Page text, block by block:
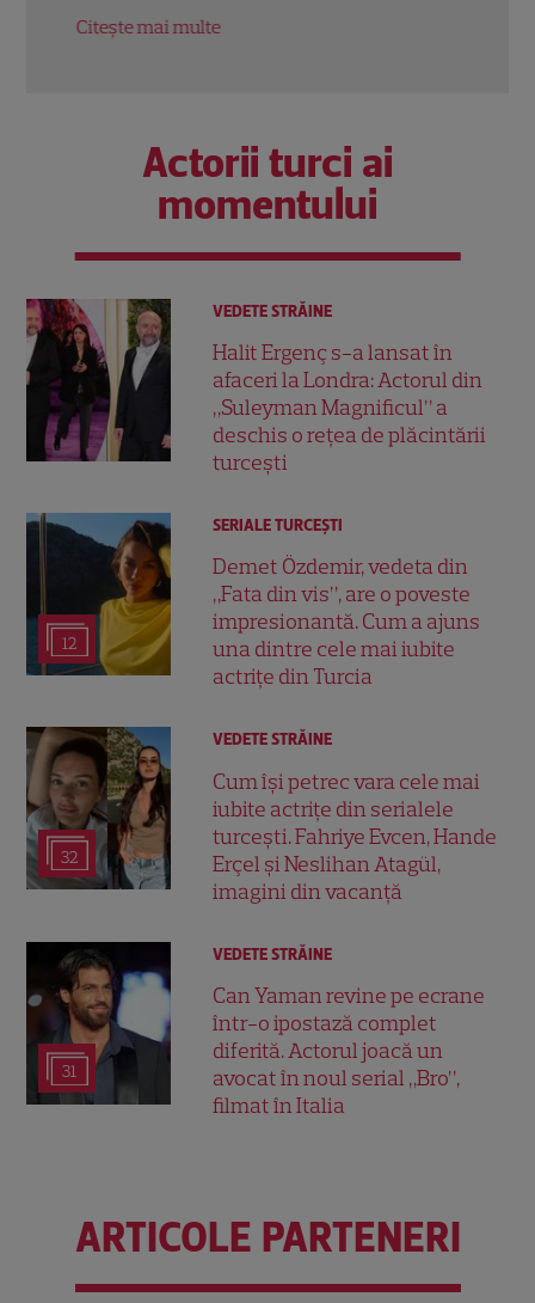
Citește mai multe
Actorii turci ai
momentului
VEDETE STRĂINE
Halit Ergenç s-a lansat în
afaceri la Londra: Actorul din
„Suleyman Magnificul” a
deschis o rețea de plăcintării
turcești
12
SERIALE TURCEŞTI
Demet Özdemir, vedeta din
„Fata din vis”, are o poveste
impresionantă. Cum a ajuns
una dintre cele mai iubite
actrițe din Turcia
32
VEDETE STRĂINE
Cum își petrec vara cele mai
iubite actrițe din serialele
turcești. Fahriye Evcen, Hande
Erçel și Neslihan Atagül,
imagini din vacanță
31
VEDETE STRĂINE
Can Yaman revine pe ecrane
într-o ipostază complet
diferită. Actorul joacă un
avocat în noul serial „Bro”,
filmat în Italia
ARTICOLE PARTENERI